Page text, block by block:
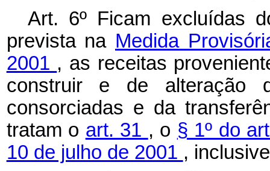
Art. 6º Ficam excluídas
prevista na Medida
2001 , as receitas
construir e de alteração
consorciadas e da
tratam o art. 31 , o § 1º do
10 de julho de 2001 ,